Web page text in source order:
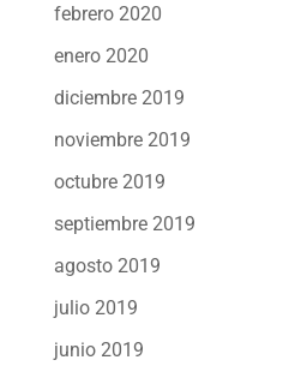
febrero 2020
enero 2020
diciembre 2019
noviembre 2019
octubre 2019
septiembre 2019
agosto 2019
julio 2019
junio 2019